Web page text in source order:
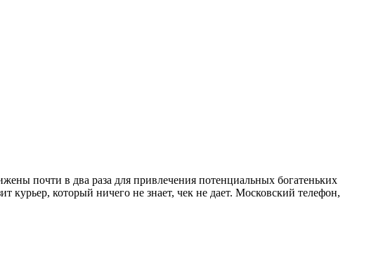
почти в два раза для привлечения потенциальных богатеньких
курьер, который ничего не знает, чек не дает. Московский телефон,